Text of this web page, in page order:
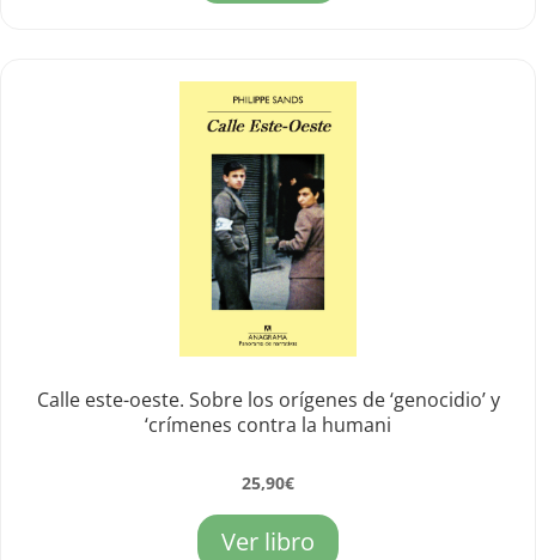
Calle este-oeste. Sobre los orígenes de ‘genocidio’ y
‘crímenes contra la humani
25,90€
Ver libro